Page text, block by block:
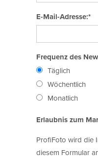
E-Mail-Adresse:*
Frequenz des
Täglich
Wöchentlich
Monatlich
Erlaubnis zum
ProfiFoto wird die
diesem Formular